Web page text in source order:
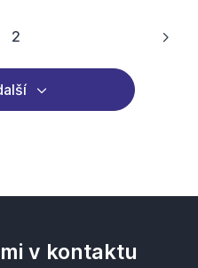
stránka
2
v kontaktu